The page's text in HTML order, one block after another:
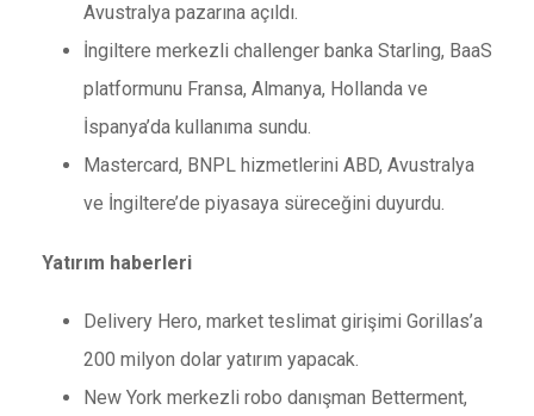
Avustralya pazarına açıldı.
İngiltere merkezli challenger banka Starling, BaaS
platformunu Fransa, Almanya, Hollanda ve
İspanya’da kullanıma sundu.
Mastercard, BNPL hizmetlerini ABD, Avustralya
ve İngiltere’de piyasaya süreceğini duyurdu.
Yatırım haberleri
​​Delivery Hero, market teslimat girişimi Gorillas’a
200 milyon dolar yatırım yapacak.
New York merkezli robo danışman Betterment,